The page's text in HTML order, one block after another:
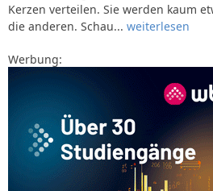
Kerzen verteilen. Sie werden kaum
die anderen. Schau... weiterlesen
Werbung: